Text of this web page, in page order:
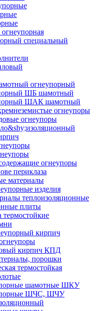
специальный
огнеупорный
ШБ шамотный
ШАК шамотный
огнеупоры
огнеупоры
огнеупоры
периклаза
материалы
изделия
теплоизоляционные
плиты
термостойкие
кирпич
кирпич КПД
порошки
термостойкая
шамотные ШКУ
ШЧС, ШЧУ